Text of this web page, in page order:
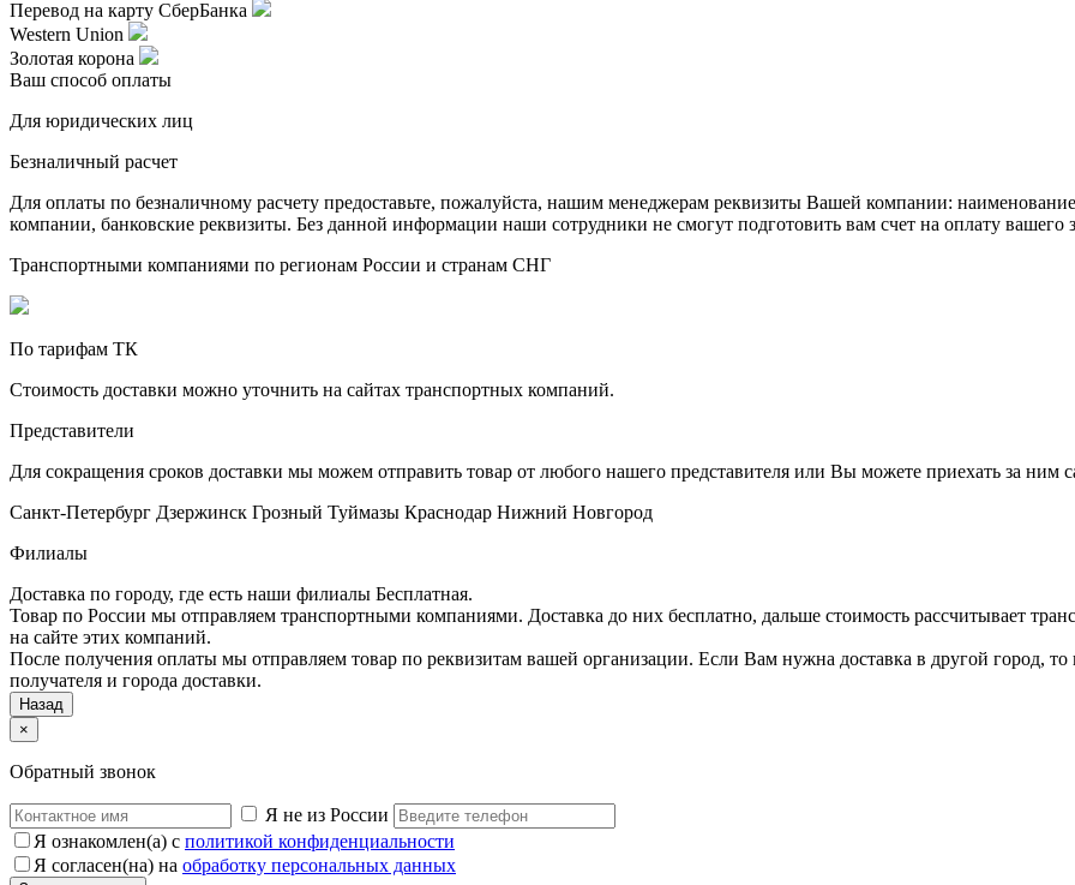
Перевод на карту СберБанка
Western Union
Золотая корона
Ваш способ оплаты
Для юридических лиц
Безналичный расчет
Для оплаты по безналичному расчету предоставьте, пожалуйста, нашим менеджерам реквизиты Вашей компании:
компании, банковские реквизиты. Без данной информации наши сотрудники не смогут подготовить вам счет на оплату вашего
Транспортными компаниями по регионам России и странам СНГ
По тарифам ТК
Стоимость доставки можно уточнить на сайтах транспортных компаний.
Представители
Для сокращения сроков доставки мы можем отправить товар от любого нашего представителя или Вы можете приехать за ним
Санкт-Петербург Дзержинск Грозный Туймазы Краснодар Нижний Новгород
Филиалы
Доставка по городу, где есть наши филиалы Бесплатная.
Товар по России мы отправляем транспортными компаниями. Доставка до них бесплатно, дальше стоимость рассчитывает
на сайте этих компаний.
После получения оплаты мы отправляем товар по реквизитам вашей организации. Если Вам нужна доставка в другой город,
получателя и города доставки.
Назад
×
Обратный звонок
Я не из России
Я ознакомлен(а) с политикой конфиденциальности
Я согласен(на) на обработку персональных данных